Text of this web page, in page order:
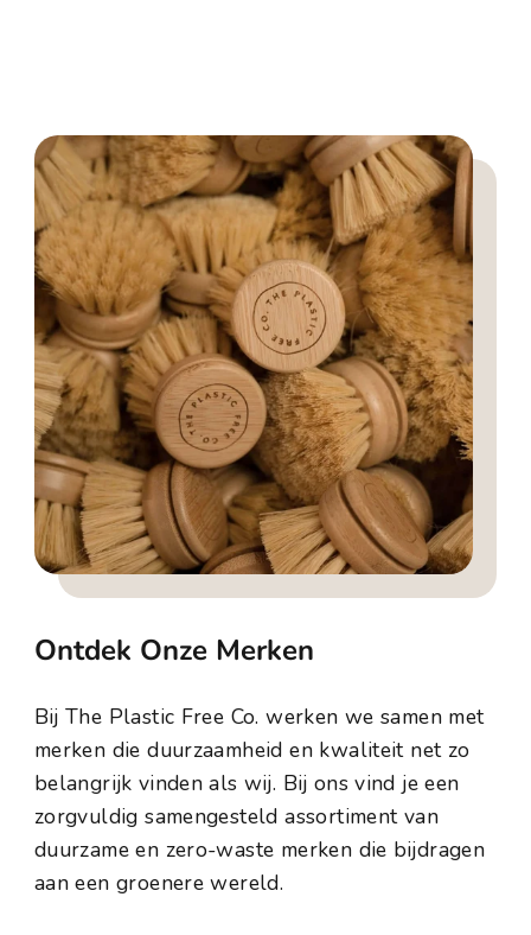
Ontdek Onze Merken
Bij The Plastic Free Co. werken we samen met
merken die duurzaamheid en kwaliteit net zo
belangrijk vinden als wij. Bij ons vind je een
zorgvuldig samengesteld assortiment van
duurzame en zero-waste merken die bijdragen
aan een groenere wereld.